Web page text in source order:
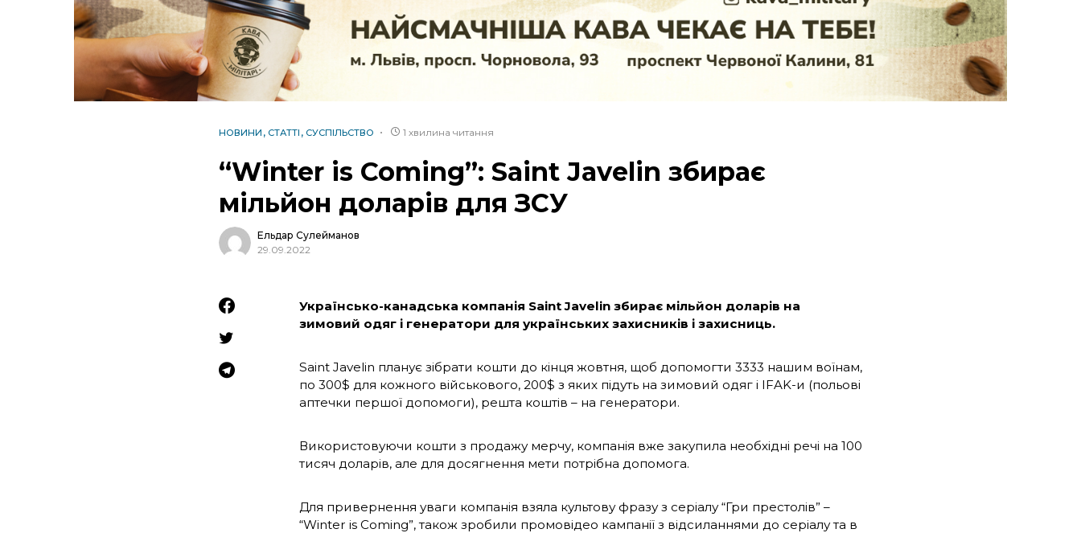
НОВИНИ СТАТТІ СУСПІЛЬСТВО 1 хвилина читання
“Winter is Coming”: Saint Javelin збирає
мільйон доларів для ЗСУ
Ельдар Сулейманов
29.09.2022
Українсько-канадська компанія Saint Javelin збирає мільйон доларів на
зимовий одяг і генератори для українських захисників і захисниць.
Saint Javelin планує зібрати кошти до кінця жовтня, щоб допомогти 3333 нашим воїнам,
по 300$ для кожного військового, 200$ з яких підуть на зимовий одяг і IFAK-и (польові
аптечки першої допомоги), решта коштів – на генератори.
Використовуючи кошти з продажу мерчу, компанія вже закупила необхідні речі на 100
тисяч доларів, але для досягнення мети потрібна допомога.
Для привернення уваги компанія взяла культову фразу з серіалу “Гри престолів” –
“Winter is Coming”, також зробили промовідео кампанії з відсиланнями до серіалу та в